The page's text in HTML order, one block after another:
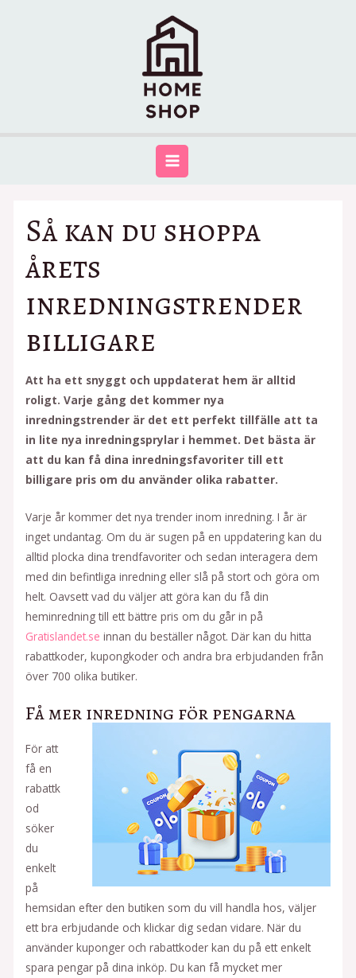
Så kan du shoppa
årets
inredningstrender
billigare
Att ha ett snyggt och uppdaterat hem är alltid
roligt. Varje gång det kommer nya
inredningstrender är det ett perfekt tillfälle att ta
in lite nya inredningsprylar i hemmet. Det bästa är
att du kan få dina inredningsfavoriter till ett
billigare pris om du använder olika rabatter.
Varje år kommer det nya trender inom inredning. I år är
inget undantag. Om du är sugen på en uppdatering kan du
alltid plocka dina trendfavoriter och sedan interagera dem
med din befintliga inredning eller slå på stort och göra om
helt. Oavsett vad du väljer att göra kan du få din
heminredning till ett bättre pris om du går in på
Gratislandet.se innan du beställer något. Där kan du hitta
rabattkoder, kupongkoder och andra bra erbjudanden från
över 700 olika butiker.
Få mer inredning för pengarna
För att
få en
rabattk
od
söker
du
enkelt
på
hemsidan efter den butiken som du vill handla hos, väljer
ett bra erbjudande och klickar dig sedan vidare. När du
använder kuponger och rabattkoder kan du på ett enkelt
spara pengar på dina inköp. Du kan få mycket mer